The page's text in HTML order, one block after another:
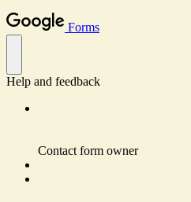
Forms
Help and feedback
Contact form owner